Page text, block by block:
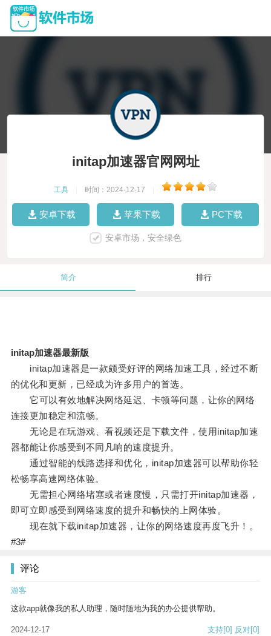
initap加速器官网网址
工具 时间：2024-12-17
安卓下载 苹果下载 PC下载
安卓市场，安全绿色
简介 排行
initap加速器最新版
initap加速器是一款颇受好评的网络加速工具，经过不断
的优化和更新，已经成为许多用户的首选。
它可以有效地解决网络延迟、卡顿等问题，让你的网络
连接更加稳定和流畅。
无论是在玩游戏、看视频还是下载文件，使用initap加速
器都能让你感受到不同凡响的速度提升。
通过智能的线路选择和优化，initap加速器可以帮助你轻
松畅享高速网络体验。
无需担心网络堵塞或者速度慢，只需打开initap加速器，
即可立即感受到网络速度的提升和畅快的上网体验。
现在就下载initap加速器，让你的网络速度再度飞升！。
#3#
评论
游客
这款app就像我的私人助理，随时随地为我的办公提供帮助。
2024-12-17 支持[0] 反对[0]